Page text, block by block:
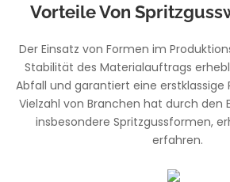
Vorteile Von
Der Einsatz von Formen im
Stabilität des Materialauftrags
Abfall und garantiert eine erstklassige
Vielzahl von Branchen hat durch den
insbesondere Spritzgussformen,
erfahren.